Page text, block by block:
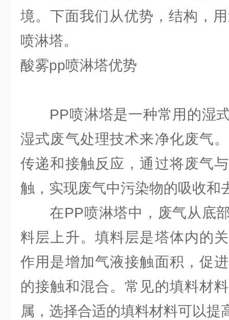
境。下面我们从优势，结构，
喷淋塔。
酸雾pp喷淋塔优势
PP喷淋塔是一种常用的湿式
湿式废气处理技术来净化废气
传递和接触反应，通过将废气
触，实现废气中污染物的吸收和
在PP喷淋塔中，废气从底部
料层上升。填料层是塔体内的
作用是增加气液接触面积，促
的接触和混合。常见的填料材
属，选择合适的填料材料可以提